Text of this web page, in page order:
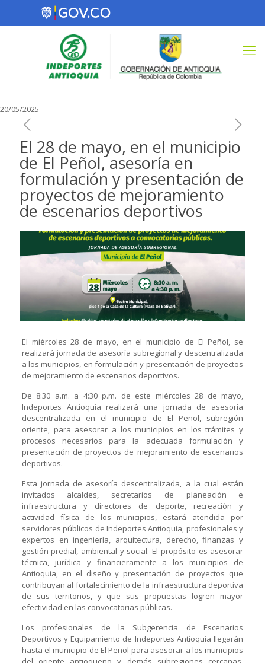
20/05/2025
El 28 de mayo, en el municipio
de El Peñol, asesoría en
formulación y presentación de
proyectos de mejoramiento
de escenarios deportivos
El miércoles 28 de mayo, en el municipio de El Peñol, se
realizará jornada de asesoría subregional y descentralizada
a los municipios, en formulación y presentación de proyectos
de mejoramiento de escenarios deportivos.
De 8:30 a.m. a 4:30 p.m. de este miércoles 28 de mayo,
Indeportes Antioquia realizará una jornada de asesoría
descentralizada en el municipio de El Peñol, subregión
oriente, para asesorar a los municipios en los trámites y
procesos necesarios para la adecuada formulación y
presentación de proyectos de mejoramiento de escenarios
deportivos.
Esta jornada de asesoría descentralizada, a la cual están
invitados alcaldes, secretarios de planeación e
infraestructura y directores de deporte, recreación y
actividad física de los municipios, estará atendida por
servidores públicos de Indeportes Antioquia, profesionales y
expertos en ingeniería, arquitectura, derecho, finanzas y
gestión predial, ambiental y social. El propósito es asesorar
técnica, jurídica y financieramente a los municipios de
Antioquia, en el diseño y presentación de proyectos que
contribuyan al fortalecimiento de la infraestructura deportiva
de sus territorios, y que sus propuestas logren mayor
efectividad en las convocatorias públicas.
Los profesionales de la Subgerencia de Escenarios
Deportivos y Equipamiento de Indeportes Antioquia llegarán
hasta el municipio de El Peñol para asesorar a los municipios